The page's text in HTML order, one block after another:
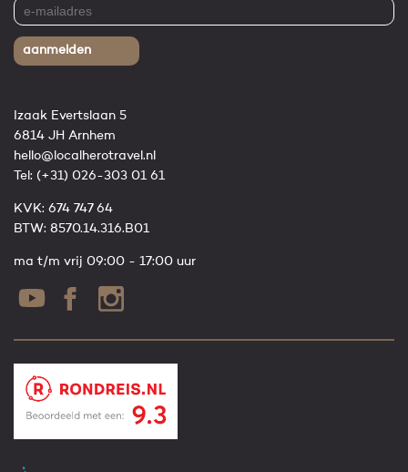
aanmelden
Izaak Evertslaan 5
6814 JH Arnhem
hello@localherotravel.nl
Tel: (+31) 026-303 01 61
KVK: 674 747 64
BTW: 8570.14.316.B01
ma t/m vrij 09:00 - 17:00 uur